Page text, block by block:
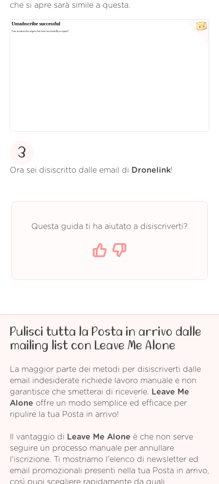
che si apre sarà simile a questa.
3
Ora sei disiscritto dalle email di Dronelink!
Questa guida ti ha aiutato a disiscriverti?
Pulisci tutta la Posta in arrivo dalle
mailing list con Leave Me Alone
La maggior parte dei metodi per disiscriverti dalle
email indesiderate richiede lavoro manuale e non
garantisce che smetterai di riceverle. Leave Me
Alone offre un modo semplice ed efficace per
ripulire la tua Posta in arrivo!
Il vantaggio di Leave Me Alone è che non serve
seguire un processo manuale per annullare
l'iscrizione. Ti mostriamo l'elenco di newsletter ed
email promozionali presenti nella tua Posta in arrivo,
così puoi scegliere rapidamente da quali